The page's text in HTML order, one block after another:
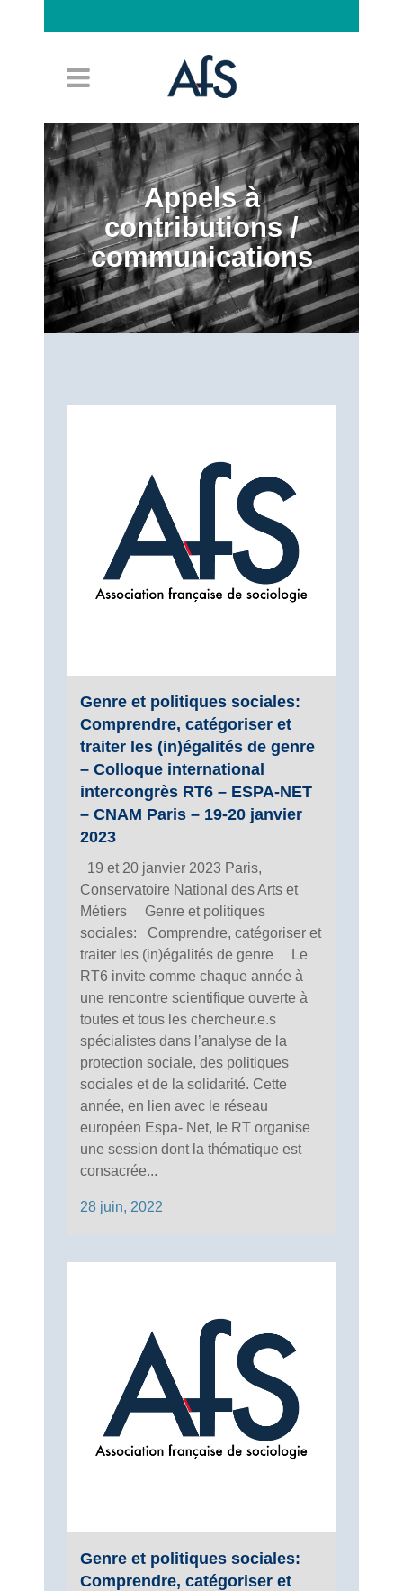
Appels à
contributions /
communications
Genre et politiques sociales:
Comprendre, catégoriser et
traiter les (in)égalités de genre
– Colloque international
intercongrès RT6 – ESPA-NET
– CNAM Paris – 19-20 janvier
2023
19 et 20 janvier 2023 Paris,
Conservatoire National des Arts et
Métiers Genre et politiques
sociales: Comprendre, catégoriser et
traiter les (in)égalités de genre Le
RT6 invite comme chaque année à
une rencontre scientifique ouverte à
toutes et tous les chercheur.e.s
spécialistes dans l’analyse de la
protection sociale, des politiques
sociales et de la solidarité. Cette
année, en lien avec le réseau
européen Espa- Net, le RT organise
une session dont la thématique est
consacrée...
28 juin, 2022
Genre et politiques sociales:
Comprendre, catégoriser et